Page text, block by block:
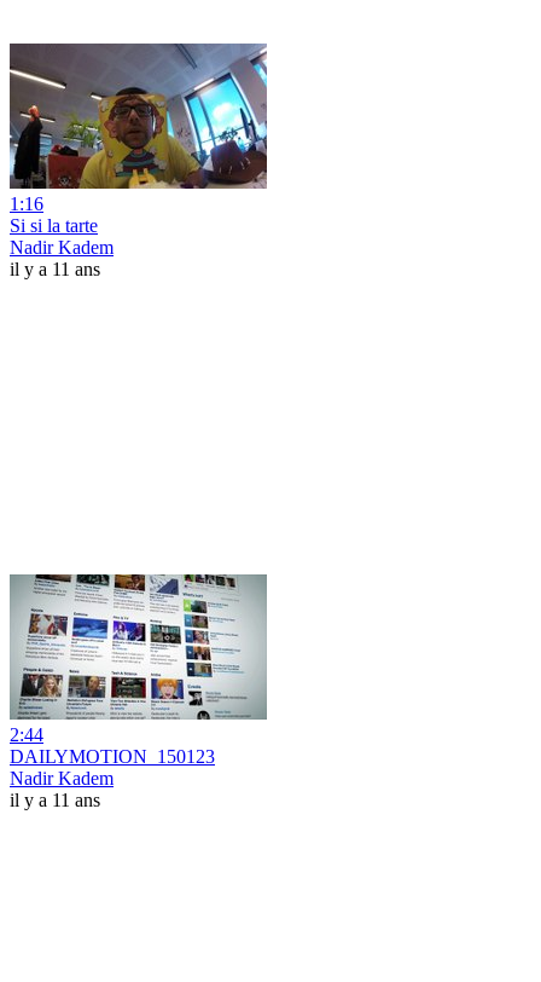
1:16
Si si la tarte
Nadir Kadem
il y a 11 ans
2:44
DAILYMOTION_150123
Nadir Kadem
il y a 11 ans